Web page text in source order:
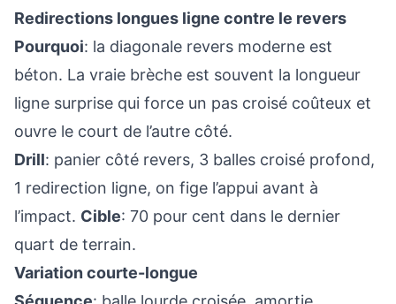
Redirections longues ligne contre le revers
Pourquoi: la diagonale revers moderne est
béton. La vraie brèche est souvent la longueur
ligne surprise qui force un pas croisé coûteux et
ouvre le court de l’autre côté.
Drill: panier côté revers, 3 balles croisé profond,
1 redirection ligne, on fige l’appui avant à
l’impact. Cible: 70 pour cent dans le dernier
quart de terrain.
Variation courte-longue